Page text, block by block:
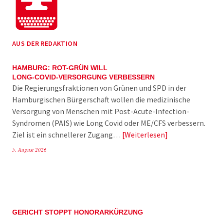
AUS DER REDAKTION
HAMBURG: ROT-GRÜN WILL
LONG-COVID-VERSORGUNG VERBESSERN
Die Regierungsfraktionen von Grünen und SPD in der
Hamburgischen Bürgerschaft wollen die medizinische
Versorgung von Menschen mit Post-Acute-Infection-
Syndromen (PAIS) wie Long Covid oder ME/CFS verbessern.
Ziel ist ein schnellerer Zugang… Weiterlesen
5. August 2026
GERICHT STOPPT HONORARKÜRZUNG